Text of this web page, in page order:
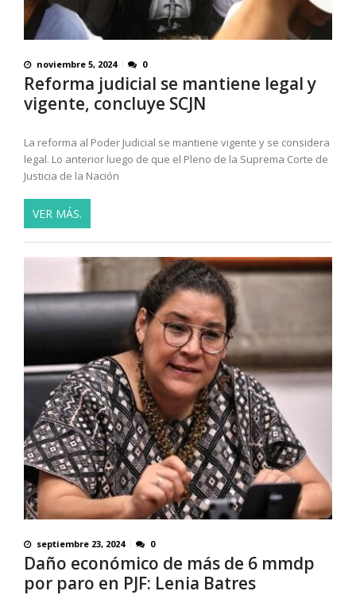
noviembre 5, 2024 0
Reforma judicial se mantiene legal y
vigente, concluye SCJN
La reforma al Poder Judicial se mantiene vigente y se considera
legal. Lo anterior luego de que el Pleno de la Suprema Corte de
Justicia de la Nación
VER MÁS.
septiembre 23, 2024 0
Daño económico de más de 6 mmdp
por paro en PJF: Lenia Batres